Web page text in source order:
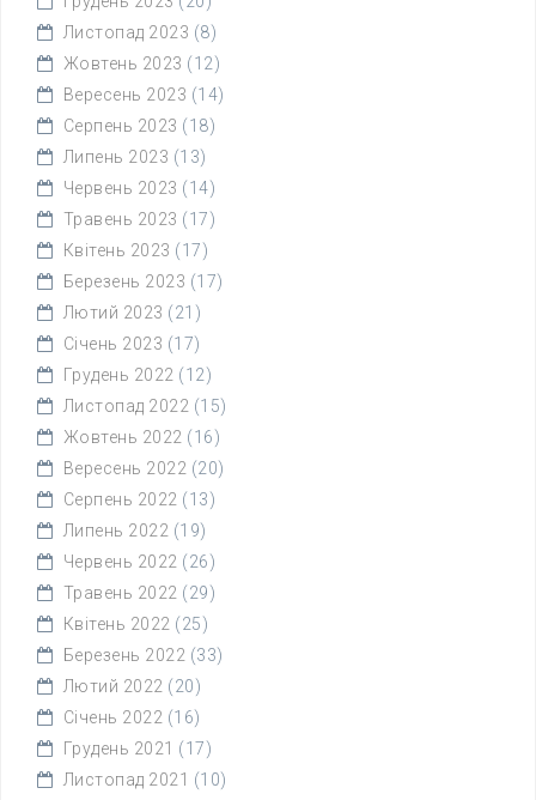
Листопад 2023 (8)
Жовтень 2023 (12)
Вересень 2023 (14)
Серпень 2023 (18)
Липень 2023 (13)
Червень 2023 (14)
Травень 2023 (17)
Квітень 2023 (17)
Березень 2023 (17)
Лютий 2023 (21)
Січень 2023 (17)
Грудень 2022 (12)
Листопад 2022 (15)
Жовтень 2022 (16)
Вересень 2022 (20)
Серпень 2022 (13)
Липень 2022 (19)
Червень 2022 (26)
Травень 2022 (29)
Квітень 2022 (25)
Березень 2022 (33)
Лютий 2022 (20)
Січень 2022 (16)
Грудень 2021 (17)
Листопад 2021 (10)